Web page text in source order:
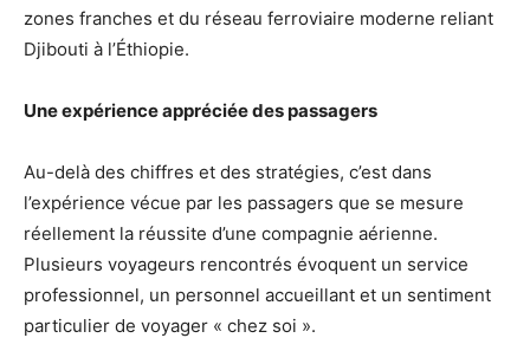
zones franches et du réseau ferroviaire moderne reliant
Djibouti à l’Éthiopie.
Une expérience appréciée des passagers
Au-delà des chiffres et des stratégies, c’est dans
l’expérience vécue par les passagers que se mesure
réellement la réussite d’une compagnie aérienne.
Plusieurs voyageurs rencontrés évoquent un service
professionnel, un personnel accueillant et un sentiment
particulier de voyager « chez soi ».